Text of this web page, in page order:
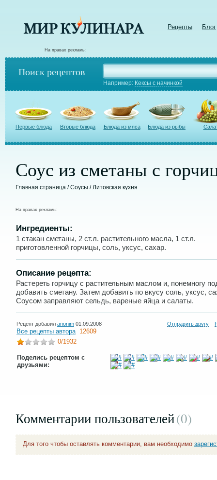
Рецепты Блог
На правах рекламы:
Поиск рецептов
Например: Кексы с начинкой
Первые блюда Вторые блюда Блюда из мяса Блюда из рыбы
Соус из сметаны с
Главная страница /Соусы /Литовская кухня
На правах рекламы:
Ингредиенты:
1 стакан сметаны, 2 ст.л. растительного масла, 1 ст.л.
приготовленной горчицы, соль, уксус, сахар.
Описание рецепта:
Растереть горчицу с растительным маслом и, понемногу
добавить сметану. Затем добавить по вкусу соль, уксус,
Соусом заправляют сельдь, вареные яйца и салаты.
Рецепт добавил anonim 01.09.2008 Отправить другу
Все рецепты автора 12609
0/1932
Поделись рецептом с
друзьями:
Комментарии пользователей(0)
Для того чтобы оставлять комментарии, вам необходимо